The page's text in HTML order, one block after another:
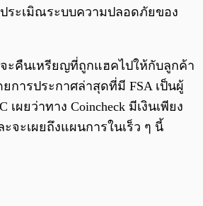
ระเมิณระบบความปลอดภัยของ
ะคืนเหรียญที่ถูกแฮคไปให้กับลูกค้า
การประกาศล่าสุดที่มี FSA เป็นผู้
เผยว่าทาง Coincheck มีเงินเพียง
จะเผยถึงแผนการในเร็ว ๆ นี้